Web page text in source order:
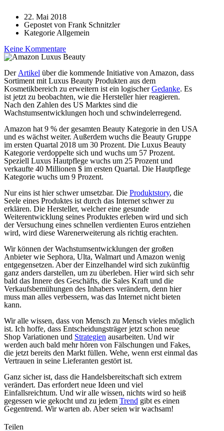
22. Mai 2018
Gepostet von Frank Schnitzler
Kategorie Allgemein
Keine Kommentare
Der Artikel über die kommende Initiative von Amazon, dass
Sortiment mit Luxus Beauty Produkten aus dem
Kosmetikbereich zu erweitern ist ein logischerGedanke. Es
ist jetzt zu beobachten, wie die Hersteller hier reagieren.
Nach den Zahlen des US Marktes sind die
Wachstumsentwicklungen hoch und schwindelerregend.
Amazon hat 9 % der gesamten Beauty Kategorie in den USA
und es wächst weiter. Außerdem wuchs die Beauty Gruppe
im ersten Quartal 2018 um 30 Prozent. Die Luxus Beauty
Kategorie verdoppelte sich und wuchs um 57 Prozent.
Speziell Luxus Hautpflege wuchs um 25 Prozent und
verkaufte 40 Millionen $ im ersten Quartal. Die Hautpflege
Kategorie wuchs um 9 Prozent.
Nur eins ist hier schwer umsetzbar. Die Produktstory, die
Seele eines Produktes ist durch das Internet schwer zu
erklären. Die Hersteller, welcher eine gesunde
Weiterentwicklung seines Produktes erleben wird und sich
der Versuchung eines schnellen verdienten Euros entziehen
wird, wird diese Warenerweiterung als richtig erachten.
Wir können der Wachstumsentwicklungen der großen
Anbieter wie Sephora, Ulta, Walmart und Amazon wenig
entgegensetzen. Aber der Einzelhandel wird sich zukünftig
ganz anders darstellen, um zu überleben. Hier wird sich sehr
bald das Innere des Geschäfts, die Sales Kraft und die
Verkaufsbemühungen des Inhabers verändern, denn hier
muss man alles verbessern, was das Internet nicht bieten
kann.
Wir alle wissen, dass von Mensch zu Mensch vieles möglich
ist. Ich hoffe, dass Entscheidungsträger jetzt schon neue
Shop Variationen und Strategien ausarbeiten. Und wir
werden auch bald mehr hören von Fälschungen und Fakes,
die jetzt bereits den Markt füllen. Wehe, wenn erst einmal das
Vertrauen in seine Lieferanten gestört ist.
Ganz sicher ist, dass die Handelsbereitschaft sich extrem
verändert. Das erfordert neue Ideen und viel
Einfallsreichtum. Und wir alle wissen, nichts wird so heiß
gegessen wie gekocht und zu jedem Trend gibt es einen
Gegentrend. Wir warten ab. Aber seien wir wachsam!
Teilen